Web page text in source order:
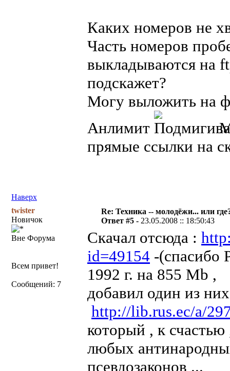
Каких номеров не
Часть номеров
выкладываются на
подскажет?
Могу выложить на
Анлимит
прямые ссылки на
Наверх
twister
Новичок
Вне Форума
Всем привет!
Сообщений: 7
Re: Техника -- молодёжи... или
Ответ #5 - 23.05.2008 :: 18:50:43
Скачал отсюда :
id=49154 -(спасибо
1992 г. на 855 Mb ,
добавил один из
http://lib.rus.ec/a/
который , к счастью
любых
псевдозаконов ...